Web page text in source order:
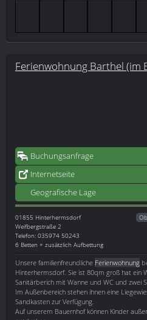
Ferienwohnung Barthel (im
Buchungsanfrage
Internetseite
Geografische Lage
01855 Hinterhermsdorf
Weifbergstraße 2
Telefon: 035974 50243
6 Betten + zusätzlich Aufbettung
Unsere familienfreundliche Ferienwohnung
Hinterhermsdorf. Sie ist 80qm groß hat ein
Sanitärberich mit Wanne und WC und zwei
Im Außenbereich stehen ihnen eine
Sandkasten zur Verfügung.
Auf unserem Bauernhof können Kinder